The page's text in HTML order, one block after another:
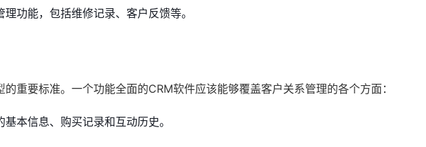
功能，包括维修记录、客户反馈等。
重要标准。一个功能全面的CRM软件应该能够覆盖客户关系管理的各个方面：
基本信息、购买记录和互动历史。